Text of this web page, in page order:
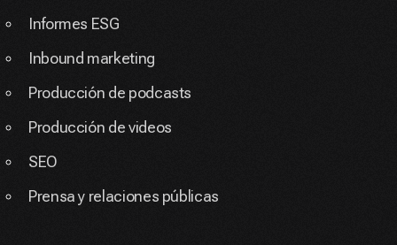
Informes ESG
Inbound marketing
Producción de podcasts
Producción de videos
SEO
Prensa y relaciones públicas